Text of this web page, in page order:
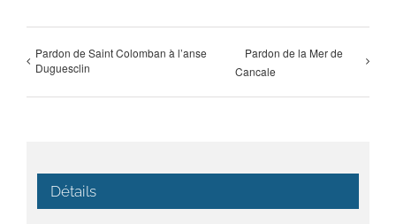
Pardon de Saint Colomban à l’anse
Duguesclin
Pardon de la Mer de
Cancale
Détails